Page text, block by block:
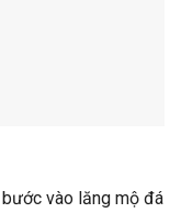
vào lăng mộ đá